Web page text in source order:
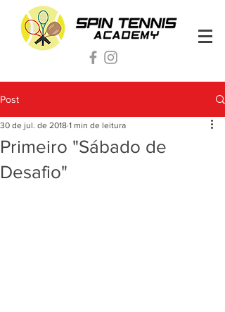
Post
Primeiro "Sábado de
Desafio"
30 de jul. de 2018 1 min de leitura